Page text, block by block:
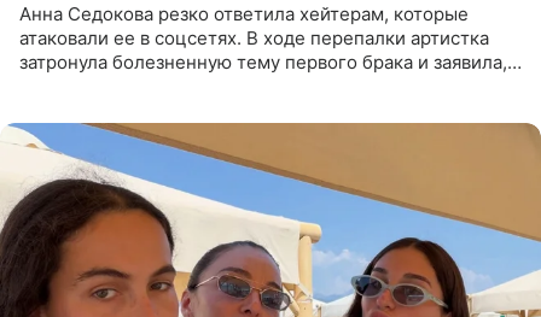
Анна Седокова резко ответила хейтерам, которые
атаковали ее в соцсетях. В ходе перепалки артистка
затронула болезненную тему первого брака и заявила,